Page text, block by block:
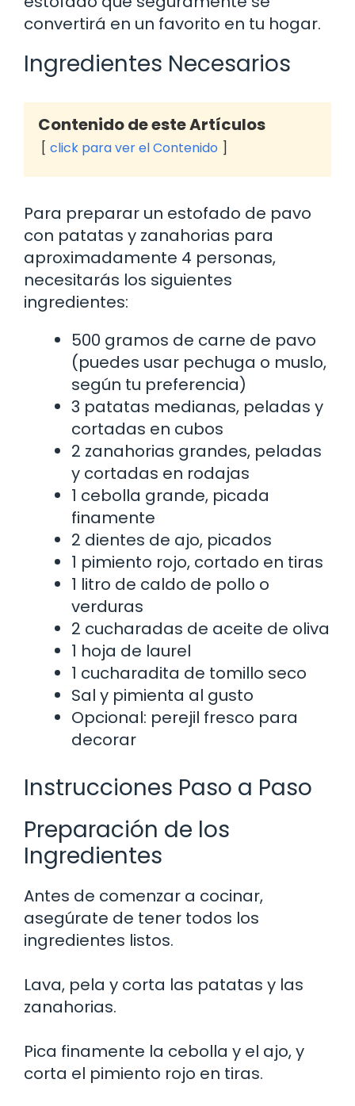
convertirá en un favorito en tu hogar.
Ingredientes Necesarios
Contenido de este Artículos
click para ver el Contenido
Para preparar un estofado de pavo
con patatas y zanahorias para
aproximadamente 4 personas,
necesitarás los siguientes
ingredientes:
500 gramos de carne de pavo
(puedes usar pechuga o muslo,
según tu preferencia)
3 patatas medianas, peladas y
cortadas en cubos
2 zanahorias grandes, peladas
y cortadas en rodajas
1 cebolla grande, picada
finamente
2 dientes de ajo, picados
1 pimiento rojo, cortado en tiras
1 litro de caldo de pollo o
verduras
2 cucharadas de aceite de oliva
1 hoja de laurel
1 cucharadita de tomillo seco
Sal y pimienta al gusto
Opcional: perejil fresco para
decorar
Instrucciones Paso a Paso
Preparación de los
Ingredientes
Antes de comenzar a cocinar,
asegúrate de tener todos los
ingredientes listos.
Lava, pela y corta las patatas y las
zanahorias.
Pica finamente la cebolla y el ajo, y
corta el pimiento rojo en tiras.